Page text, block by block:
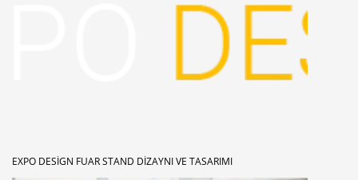
EXPO DESIGN FUAR STAND DIZAYNI VE TASARIMI